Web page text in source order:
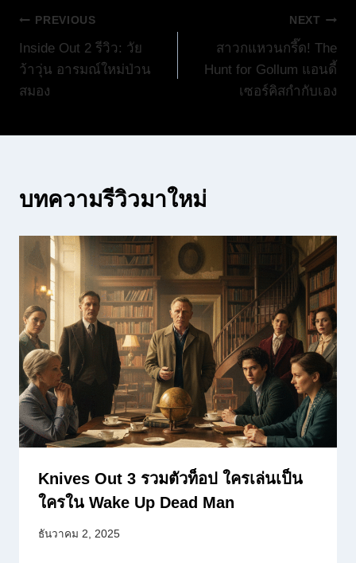
แนะแนว
เรื่อง
PREVIOUS
Inside Out 2 รีวิว: วัย
ว้าวุ่น อารมณ์ใหม่ป่วน
สมอง
NEXT
สาวกแหวนกรี๊ด! The
Hunt for Gollum แอนดี้
เซอร์คิสกำกับเอง
บทความรีวิวมาใหม่
Knives Out 3 รวมตัวท็อป ใครเล่นเป็น
ใครใน Wake Up Dead Man
ธันวาคม 2, 2025